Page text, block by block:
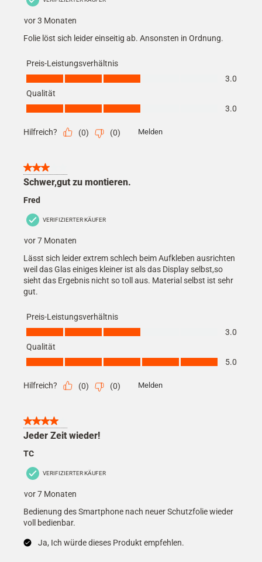
vor 3 Monaten
Folie löst sich leider einseitig ab. Ansonsten in Ordnung.
Preis-Leistungsverhältnis
Preis-Leistungsverhältnis, 3.0 von 5
3.0
Qualität
Qualität, 3.0 von 5
3.0
Hilfreich? (0) (0) Melden
3 von 5 Sternen.
Schwer,gut zu montieren.
Fred
VERIFIZIERTER KÄUFER
vor 7 Monaten
Lässt sich leider extrem schlech beim Aufkleben ausrichten
weil das Glas einiges kleiner ist als das Display selbst,so
sieht das Ergebnis nicht so toll aus. Material selbst ist sehr
gut.
Preis-Leistungsverhältnis
Preis-Leistungsverhältnis, 3.0 von 5
3.0
Qualität
Qualität, 5.0 von 5
5.0
Hilfreich? (0) (0) Melden
4 von 5 Sternen.
Jeder Zeit wieder!
TC
VERIFIZIERTER KÄUFER
vor 7 Monaten
Bedienung des Smartphone nach neuer Schutzfolie wieder
voll bedienbar.
Ja, Ich würde dieses Produkt empfehlen.